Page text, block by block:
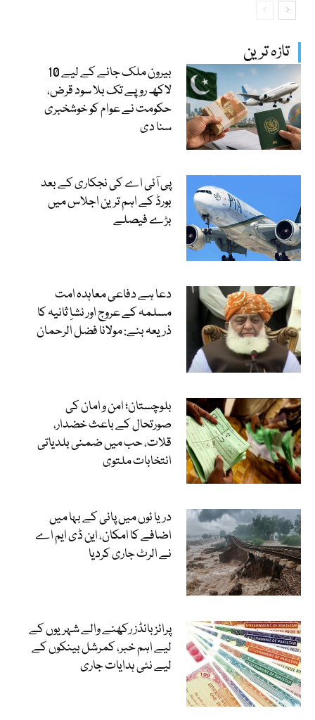
تازہ ترین
بیرون ملک جانے کے لیے 10
لاکھ روپے تک بلا سود قرض،
حکومت نے عوام کو خوشخبری
سنا دی
پی آئی اے کی نجکاری کے بعد
بورڈ کے اہم ترین اجلاس میں
بڑے فیصلے
دعا ہے دفاعی معاہدہ امت
مسلمہ کے عروج اور نشاِ ثانیہ کا
ذریعہ بنے: مولانا فضل الرحمان
بلوچستان؛ امن و امان کی
صورتحال کے باعث خضدار،
قلات، حب میں ضمنی بلدیاتی
انتخابات ملتوی
دریا ئوں میں پانی کے بہا میں
اضافے کا امکان، این ڈی ایم اے
نے الرٹ جاری کردیا
پرائز بانڈز رکھنے والے شہریوں کے
لیے اہم خبر، کمرشل بینکوں کے
لیے نئی ہدایات جاری